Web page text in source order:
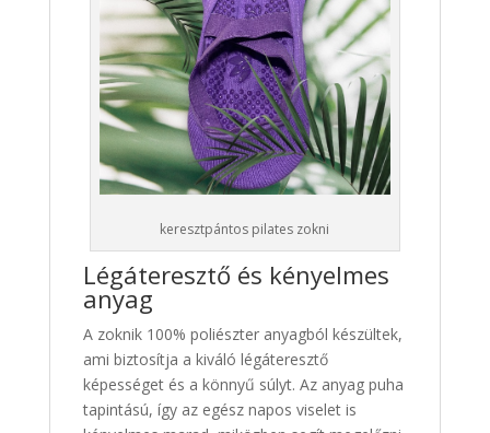
keresztpántos pilates zokni
Légáteresztő és kényelmes
anyag
A zoknik 100% poliészter anyagból készültek,
ami biztosítja a kiváló légáteresztő
képességet és a könnyű súlyt. Az anyag puha
tapintású, így az egész napos viselet is